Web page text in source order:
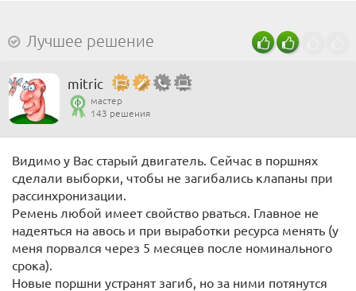
Лучшее решение
mitric
мастер
143 решения
Видимо у Вас старый двигатель. Сейчас в поршнях
сделали выборки, чтобы не загибались клапаны при
рассинхронизации.
Ремень любой имеет свойство рваться. Главное не
надеяться на авось и при выработки ресурса менять (у
меня порвался через 5 месяцев после номинального
срока).
Новые поршни устранят загиб, но за ними потянутся